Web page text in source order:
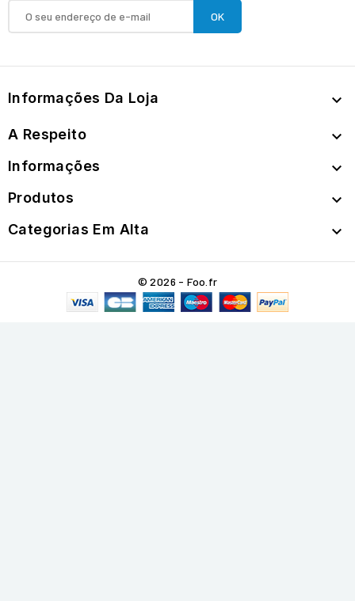
Informações Da Loja 
A Respeito 
Informações 
Produtos 
Categorias Em Alta 
© 2026 - Foo.fr